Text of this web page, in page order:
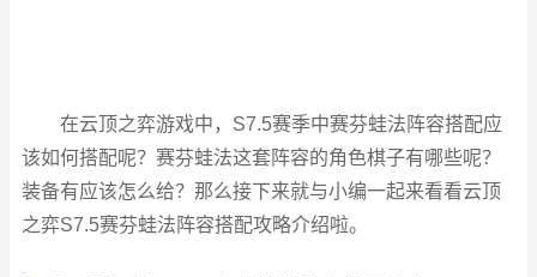
在云顶之弈游戏中，S7.5赛季中赛芬蛙法阵容搭配应
该如何搭配呢？赛芬蛙法这套阵容的角色棋子有哪些呢？
装备有应该怎么给？那么接下来就与小编一起来看看云顶
之弈S7.5赛芬蛙法阵容搭配攻略介绍啦。